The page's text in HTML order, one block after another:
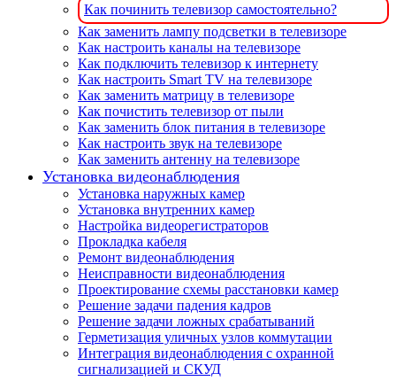
Как починить телевизор самостоятельно?
Как заменить лампу подсветки в телевизоре
Как настроить каналы на телевизоре
Как подключить телевизор к интернету
Как настроить Smart TV на телевизоре
Как заменить матрицу в телевизоре
Как почистить телевизор от пыли
Как заменить блок питания в телевизоре
Как настроить звук на телевизоре
Как заменить антенну на телевизоре
Установка видеонаблюдения
Установка наружных камер
Установка внутренних камер
Настройка видеорегистраторов
Прокладка кабеля
Ремонт видеонаблюдения
Неисправности видеонаблюдения
Проектирование схемы расстановки камер
Решение задачи падения кадров
Решение задачи ложных срабатываний
Герметизация уличных узлов коммутации
Интеграция видеонаблюдения с охранной
сигнализацией и СКУД